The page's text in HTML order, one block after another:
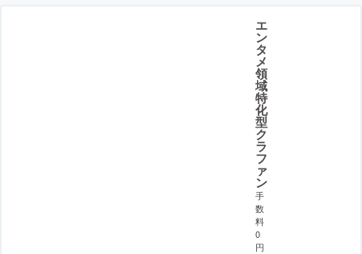
エ
ン
タ
メ
領
域
特
化
型
ク
ラ
フ
ァ
ン
手
数
料
0
円